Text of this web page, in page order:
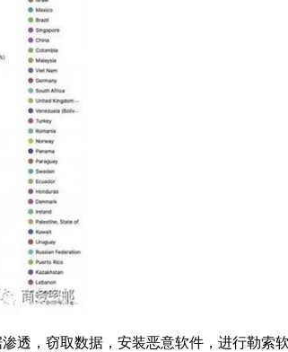
，窃取数据，安装恶意软件，进行勒索